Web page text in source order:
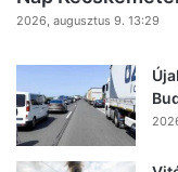
2026, augusztus 9. 13:29